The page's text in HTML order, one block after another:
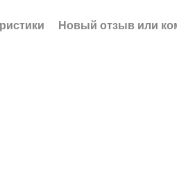
Новый отзыв или